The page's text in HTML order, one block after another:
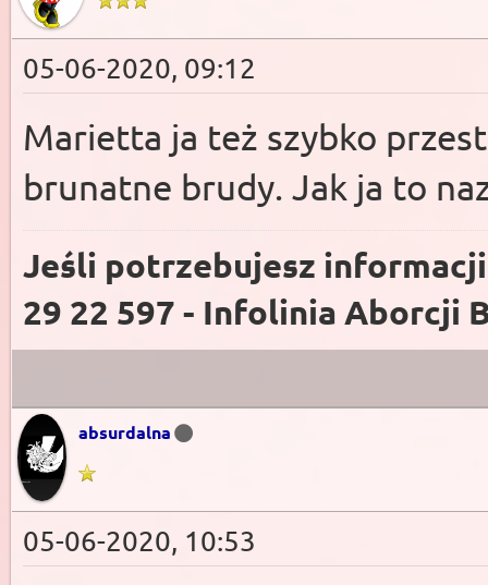
05-06-2020, 09:12
Marietta ja też szybko
brunatne brudy. Jak ja to
Jeśli potrzebujesz
29 22 597 - Infolinia Aborcji
absurdalna
05-06-2020, 10:53